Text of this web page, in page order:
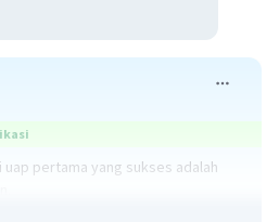
pertama yang sukses adalah